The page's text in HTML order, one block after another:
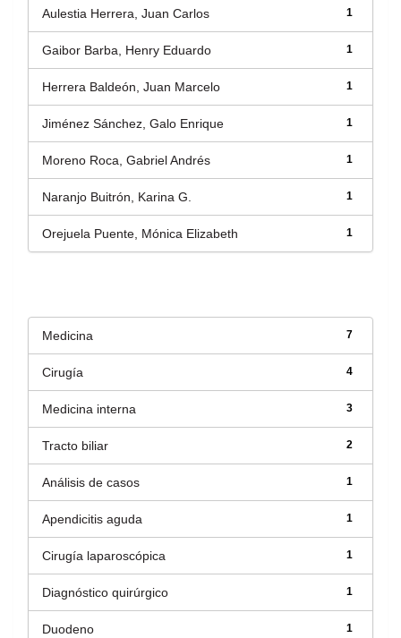
1
Aulestia Herrera, Juan Carlos
1
Gaibor Barba, Henry Eduardo
1
Herrera Baldeón, Juan Marcelo
1
Jiménez Sánchez, Galo Enrique
1
Moreno Roca, Gabriel Andrés
1
Naranjo Buitrón, Karina G.
1
Orejuela Puente, Mónica Elizabeth
7
Medicina
4
Cirugía
3
Medicina interna
2
Tracto biliar
1
Análisis de casos
1
Apendicitis aguda
1
Cirugía laparoscópica
1
Diagnóstico quirúrgico
1
Duodeno